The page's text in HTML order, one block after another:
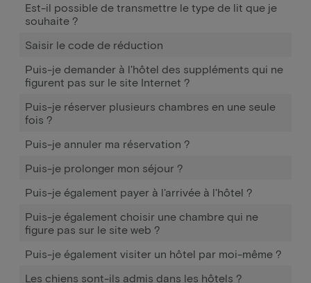
Est-il possible de transmettre le type de lit que je
souhaite ?
Saisir le code de réduction
Puis-je demander à l'hôtel des suppléments qui ne
figurent pas sur le site Internet ?
Puis-je réserver plusieurs chambres en une seule
fois ?
Puis-je annuler ma réservation ?
Puis-je prolonger mon séjour ?
Puis-je également payer à l'arrivée à l'hôtel ?
Puis-je également choisir une chambre qui ne
figure pas sur le site web ?
Puis-je également visiter un hôtel par moi-même ?
Les chiens sont-ils admis dans les hôtels ?